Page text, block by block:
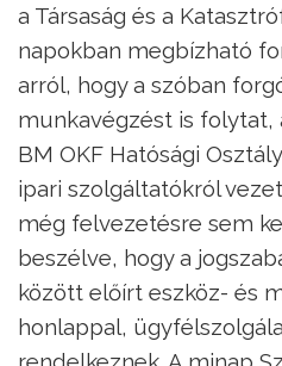
a Társaság és a
napokban megbízható
arról, hogy a szóban
munkavégzést is folytat,
BM OKF Hatósági
ipari szolgáltatókról
még felvezetésre sem
beszélve, hogy a
között előírt eszköz- és
honlappal,